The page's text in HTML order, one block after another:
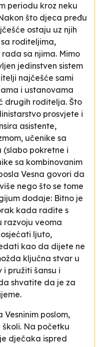
periodu kroz neku
što djeca pređu
ostaju uz njih
roditeljima,
sa njima. Mimo
jedinstven sistem
najčešće sami
i ustanovama
drugih roditelja. Što
prosvjete i
asistente,
učenike sa
(slabo pokretne i
sa kombinovanim
Vesna govori da
nego što se tome
dodaje: Bitno je
kada radite s
razvoju veoma
ljuto,
kao da dijete ne
ključna stvar u
i pružiti šansu i
shvatite da je za
Vesninim poslom,
Na početku
dječaka ispred